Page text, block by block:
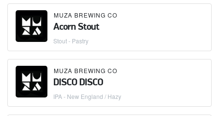
MUZA BREWING CO
Acorn Stout
Stout - Pastry
MUZA BREWING CO
DISCO DISCO
IPA - New England / Hazy